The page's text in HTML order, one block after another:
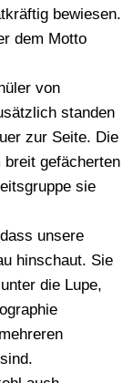
bewiesen.
dem Motto
von
standen
zur Seite. Die
gefächerten
sie
unsere
hinschaut. Sie
die Lupe,